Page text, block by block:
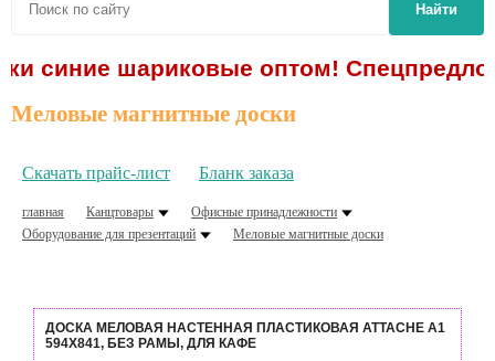
Найти
шариковые оптом!
Меловые магнитные доски
Скачать прайс-лист Бланк заказа
главная Канцтовары
Офисные принадлежности
Оборудование для презентаций
Меловые магнитные доски
ДОСКА МЕЛОВАЯ НАСТЕННАЯ ПЛАСТИКОВАЯ ATTACHE А1
594Х841, БЕЗ РАМЫ, ДЛЯ КАФЕ